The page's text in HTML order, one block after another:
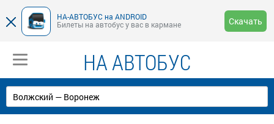
НА-АВТОБУС на ANDROID
Билеты на автобус у вас в кармане
Скачать
НА АВТОБУС